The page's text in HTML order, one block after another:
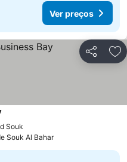
Ver preços
Partilhar
Souk
Souk Al Bahar